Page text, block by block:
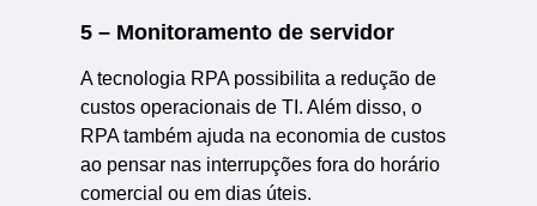
5 – Monitoramento de servidor
A tecnologia RPA possibilita a redução de
custos operacionais de TI. Além disso, o
RPA também ajuda na economia de custos
ao pensar nas interrupções fora do horário
comercial ou em dias úteis.